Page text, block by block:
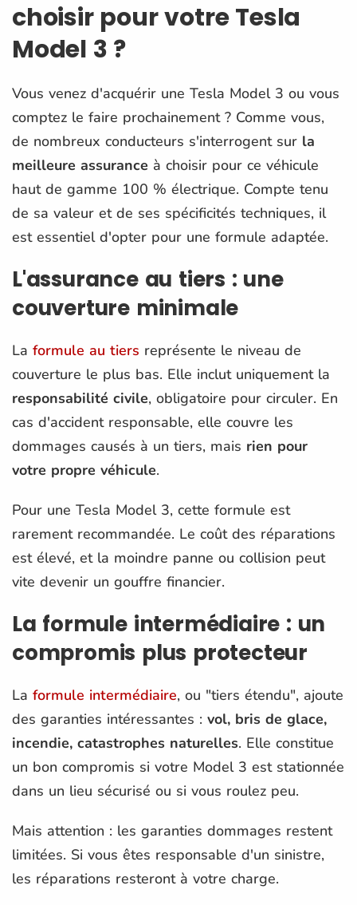
choisir pour votre Tesla
Model 3 ?
Vous venez d'acquérir une Tesla Model 3 ou vous
comptez le faire prochainement ? Comme vous,
de nombreux conducteurs s'interrogent sur la
meilleure assurance à choisir pour ce véhicule
haut de gamme 100 % électrique. Compte tenu
de sa valeur et de ses spécificités techniques, il
est essentiel d'opter pour une formule adaptée.
L'assurance au tiers : une
couverture minimale
La formule au tiers représente le niveau de
couverture le plus bas. Elle inclut uniquement la
responsabilité civile, obligatoire pour circuler. En
cas d'accident responsable, elle couvre les
dommages causés à un tiers, mais rien pour
votre propre véhicule.
Pour une Tesla Model 3, cette formule est
rarement recommandée. Le coût des réparations
est élevé, et la moindre panne ou collision peut
vite devenir un gouffre financier.
La formule intermédiaire : un
compromis plus protecteur
La formule intermédiaire, ou "tiers étendu", ajoute
des garanties intéressantes : vol, bris de glace,
incendie, catastrophes naturelles. Elle constitue
un bon compromis si votre Model 3 est stationnée
dans un lieu sécurisé ou si vous roulez peu.
Mais attention : les garanties dommages restent
limitées. Si vous êtes responsable d'un sinistre,
les réparations resteront à votre charge.